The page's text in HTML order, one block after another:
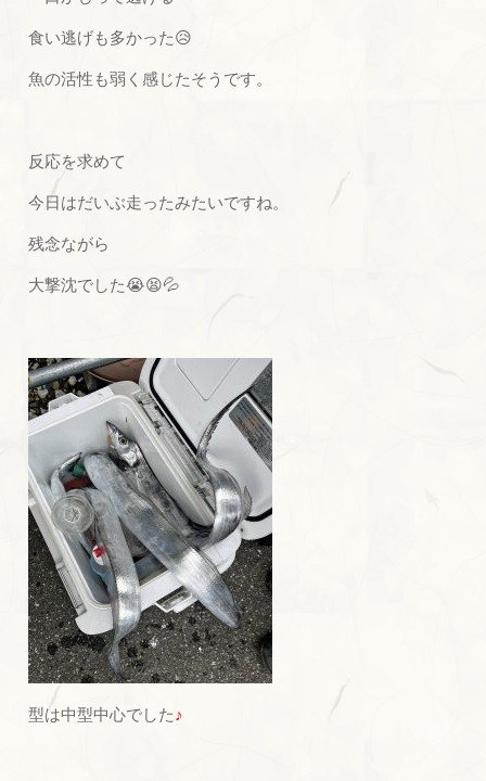
食い逃げも多かった😥
魚の活性も弱く感じたそうです。
反応を求めて
今日はだいぶ走ったみたいですね。
残念ながら
大撃沈でした😭😫💦
型は中型中心でした♪